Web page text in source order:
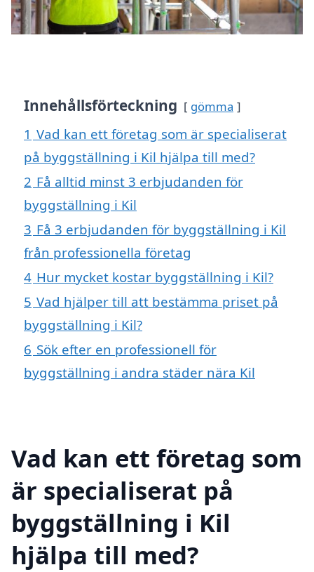
Innehållsförteckning gömma
1 Vad kan ett företag som är specialiserat
på byggställning i Kil hjälpa till med?
2 Få alltid minst 3 erbjudanden för
byggställning i Kil
3 Få 3 erbjudanden för byggställning i Kil
från professionella företag
4 Hur mycket kostar byggställning i Kil?
5 Vad hjälper till att bestämma priset på
byggställning i Kil?
6 Sök efter en professionell för
byggställning i andra städer nära Kil
Vad kan ett företag som
är specialiserat på
byggställning i Kil
hjälpa till med?